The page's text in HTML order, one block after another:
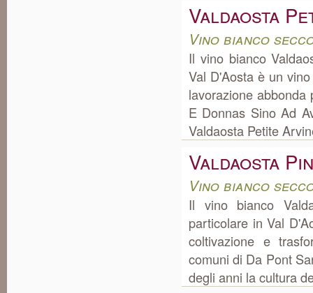
Valdaosta
Vino bianco
Il vino bianco
Val D'Aosta è un
lavorazione
E Donnas Sino Ad
Valdaosta Petite
Valdaosta
Vino bianco
Il vino bianco
particolare in Val
coltivazione e
comuni di Da Pont
degli anni la cultura